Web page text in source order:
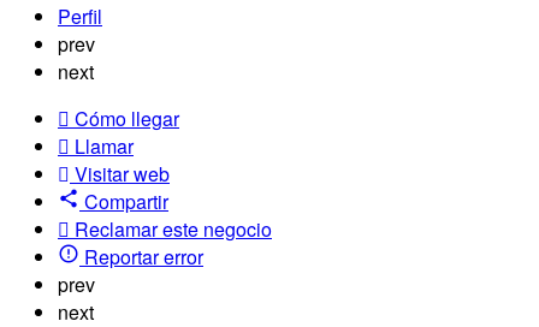
Perfil
prev
next
Cómo llegar
Llamar
Visitar web
Compartir
Reclamar este negocio
Reportar error
prev
next